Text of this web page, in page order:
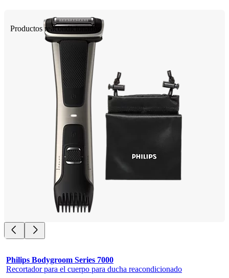
Productos reacondicionados
Philips Bodygroom Series 7000
Recortador para el cuerpo para ducha reacondicionado